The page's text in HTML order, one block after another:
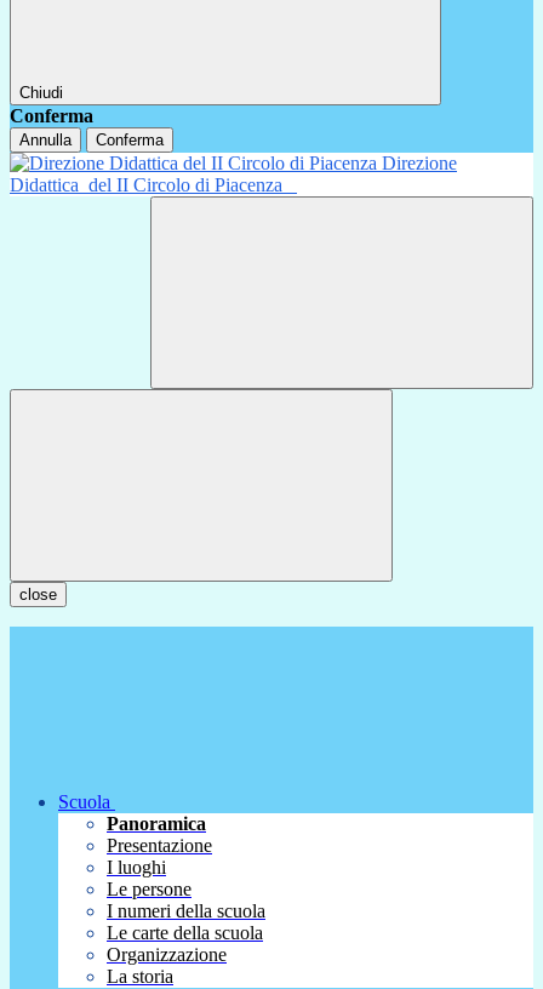
Chiudi
Conferma
Annulla Conferma
Direzione
Didattica del II Circolo di Piacenza
close
Scuola
Panoramica
Presentazione
I luoghi
Le persone
I numeri della scuola
Le carte della scuola
Organizzazione
La storia